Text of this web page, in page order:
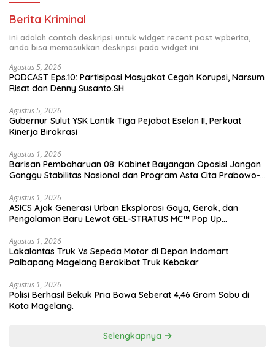
Berita Kriminal
Ini adalah contoh deskripsi untuk widget recent post wpberita,
anda bisa memasukkan deskripsi pada widget ini.
Agustus 5, 2026
PODCAST Eps.10: Partisipasi Masyakat Cegah Korupsi, Narsum
Risat dan Denny Susanto.SH
Agustus 5, 2026
Gubernur Sulut YSK Lantik Tiga Pejabat Eselon II, Perkuat
Kinerja Birokrasi
Agustus 1, 2026
Barisan Pembaharuan 08: Kabinet Bayangan Oposisi Jangan
Ganggu Stabilitas Nasional dan Program Asta Cita Prabowo-
Agustus 1, 2026
ASICS Ajak Generasi Urban Eksplorasi Gaya, Gerak, dan
Pengalaman Baru Lewat GEL-STRATUS MC™ Pop Up
Agustus 1, 2026
Lakalantas Truk Vs Sepeda Motor di Depan Indomart
Palbapang Magelang Berakibat Truk Kebakar
Agustus 1, 2026
Polisi Berhasil Bekuk Pria Bawa Seberat 4,46 Gram Sabu di
Kota Magelang.
Selengkapnya